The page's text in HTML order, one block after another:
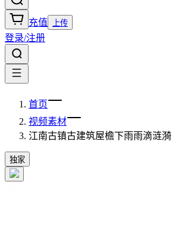
充值 上传
登录/注册
首页
视频素材
江南古镇古建筑屋檐下雨雨滴涟漪
独家